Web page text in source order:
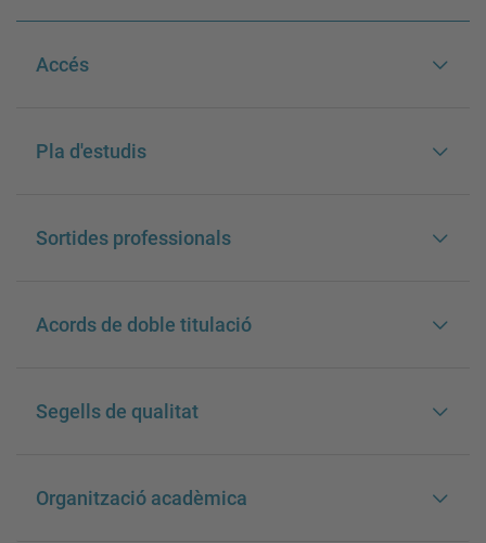
Accés
Pla d'estudis
Sortides professionals
Acords de doble titulació
Segells de qualitat
Organització acadèmica